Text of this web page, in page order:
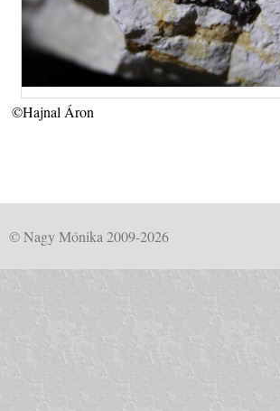
©Hajnal Áron
© Nagy Mónika 2009-2026